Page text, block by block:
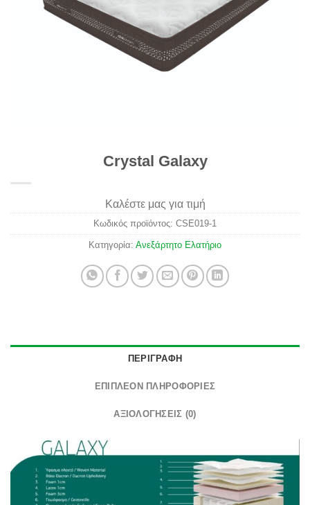
Crystal Galaxy
Καλέστε μας για τιμή
Κωδικός προϊόντος: CSE019-1
Κατηγορία: Ανεξάρτητο Ελατήριο
ΠΕΡΙΓΡΑΦΉ
ΕΠΙΠΛΈΟΝ ΠΛΗΡΟΦΟΡΊΕΣ
ΑΞΙΟΛΟΓΉΣΕΙΣ (0)